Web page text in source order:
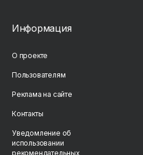
Информация
О проекте
Пользователям
Реклама на сайте
Контакты
Уведомление об
использовании
рекомендательных